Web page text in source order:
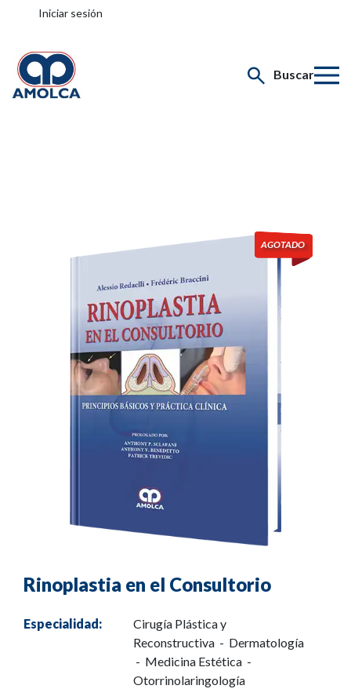
Iniciar sesión
Buscar
Rinoplastia en el Consultorio
Especialidad:
Cirugía Plástica y
Reconstructiva - Dermatología
- Medicina Estética -
Otorrinolaringología